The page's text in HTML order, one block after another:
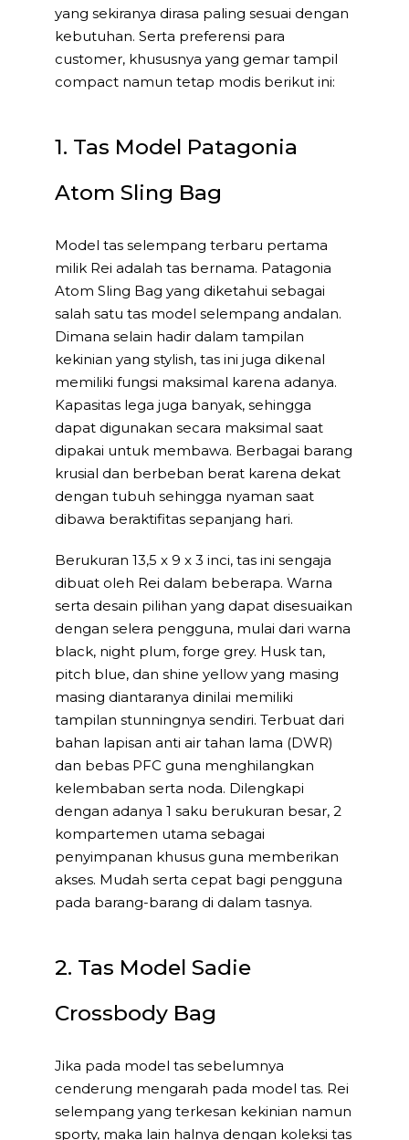
yang sekiranya dirasa paling sesuai dengan
kebutuhan. Serta preferensi para
customer, khususnya yang gemar tampil
compact namun tetap modis berikut ini:
1. Tas Model Patagonia
Atom Sling Bag
Model tas selempang terbaru pertama
milik Rei adalah tas bernama. Patagonia
Atom Sling Bag yang diketahui sebagai
salah satu tas model selempang andalan.
Dimana selain hadir dalam tampilan
kekinian yang stylish, tas ini juga dikenal
memiliki fungsi maksimal karena adanya.
Kapasitas lega juga banyak, sehingga
dapat digunakan secara maksimal saat
dipakai untuk membawa. Berbagai barang
krusial dan berbeban berat karena dekat
dengan tubuh sehingga nyaman saat
dibawa beraktifitas sepanjang hari.
Berukuran 13,5 x 9 x 3 inci, tas ini sengaja
dibuat oleh Rei dalam beberapa. Warna
serta desain pilihan yang dapat disesuaikan
dengan selera pengguna, mulai dari warna
black, night plum, forge grey. Husk tan,
pitch blue, dan shine yellow yang masing
masing diantaranya dinilai memiliki
tampilan stunningnya sendiri. Terbuat dari
bahan lapisan anti air tahan lama (DWR)
dan bebas PFC guna menghilangkan
kelembaban serta noda. Dilengkapi
dengan adanya 1 saku berukuran besar, 2
kompartemen utama sebagai
penyimpanan khusus guna memberikan
akses. Mudah serta cepat bagi pengguna
pada barang-barang di dalam tasnya.
2. Tas Model Sadie
Crossbody Bag
Jika pada model tas sebelumnya
cenderung mengarah pada model tas. Rei
selempang yang terkesan kekinian namun
sporty, maka lain halnya dengan koleksi tas